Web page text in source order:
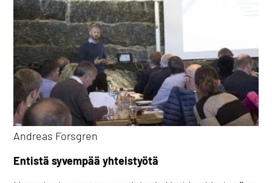
Andreas Forsgren
Entistä syvempää yhteistyötä